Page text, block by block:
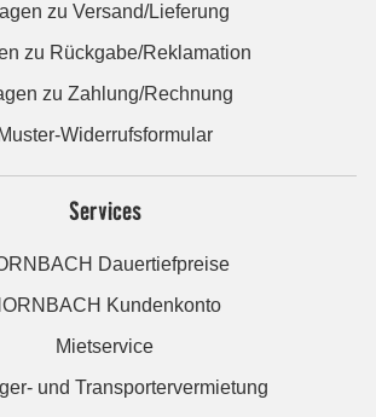
zu Versand/Lieferung
zu Rückgabe/Reklamation
zu Zahlung/Rechnung
Muster-Widerrufsformular
Services
Dauertiefpreise
Kundenkonto
Mietservice
und Transportervermietung